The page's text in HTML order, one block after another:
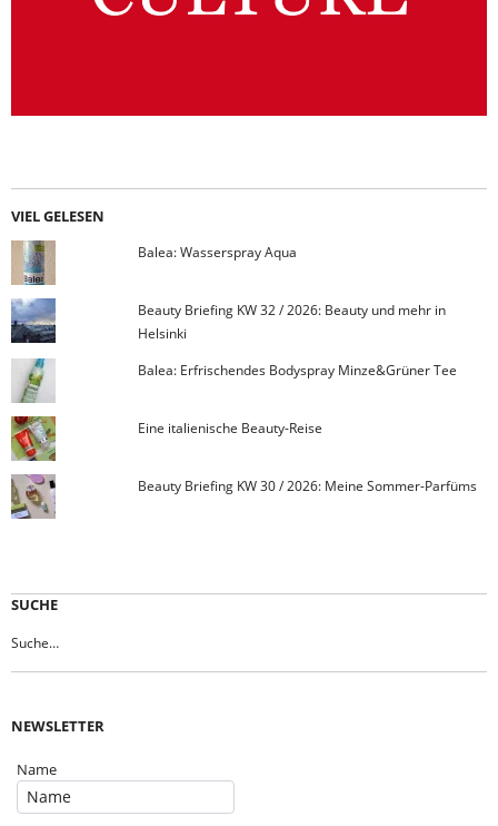
VIEL GELESEN
Balea: Wasserspray Aqua
Beauty Briefing KW 32 / 2026: Beauty und mehr in
Helsinki
Balea: Erfrischendes Bodyspray Minze&Grüner Tee
Eine italienische Beauty-Reise
Beauty Briefing KW 30 / 2026: Meine Sommer-Parfüms
SUCHE
NEWSLETTER
Name